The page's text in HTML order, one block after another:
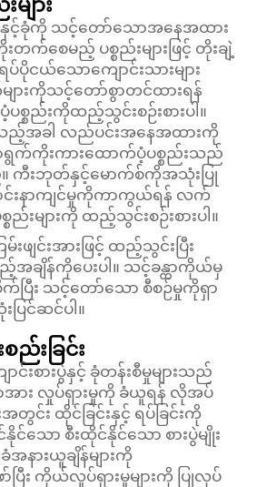
ျား
နှင့်ခုံကို သင့်တော်သောအနေအထား
က်စေမည့် ပစ္စည်းများဖြင့် တိုးချဲ့
ပိုငယ်သောကျောင်းသားများ
ားကိုသင့်တော်စွာတင်ထားရန်
စ္စည်းကိုထည့်သွင်းစဉ်းစားပါ။
သည့်အခါ လည်ပင်းအနေအထားကို
ရွက်ကိုးကားထောက်ပံ့ပစ္စည်းသည်
ကီးဘုတ်နှင့်မောက်စ်ကိုအသုံးပြု
းနာကျင်မှုကိုကာကွယ်ရန် လက်
ည်းများကို ထည့်သွင်းစဉ်းစားပါ။
ဖျင်းအားဖြင့် ထည့်သွင်းပြီး
ချိန်ကိုပေးပါ။ သင့်ခန္တာကိုယ်မှ
က်ပြီး သင့်တော်သော စီစဉ်မှုကိုရှာ
ြင်ဆင်ပါ။
ည်းခြင်း
င်းစားပွဲနှင့် ခုံတန်းစီမှုများသည်
း လှုပ်ရှားမှုကို ခံယူရန် လိုအပ်
င်း ထိုင်ခြင်းနှင့် ရပ်ခြင်းကို
ော စီးထိုင်နိုင်သော စားပွဲမျိုး
ခံအနားယူချိန်များကို
း ကိုယ်လှုပ်ရှားမှုများကို ပြုလုပ်